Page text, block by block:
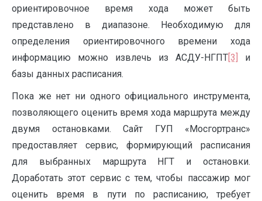
ориентировочное время хода может быть
представлено в диапазоне. Необходимую для
определения ориентировочного времени хода
информацию можно извлечь из АСДУ-НГПТ [3]
и
базы данных расписания.
Пока же нет ни одного официального инструмента,
позволяющего оценить время хода маршрута между
двумя остановками. Сайт ГУП «Мосгортранс»
предоставляет сервис, формирующий расписания
для выбранных маршрута НГТ и остановки.
Доработать этот сервис с тем, чтобы пассажир мог
оценить время в пути по расписанию, требует